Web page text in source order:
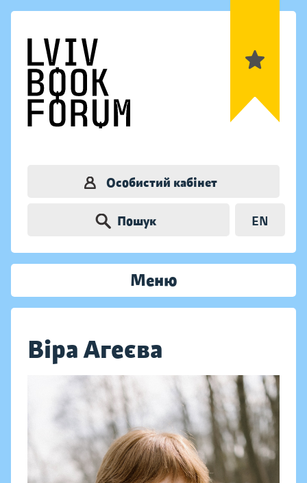
Особистий кабінет
Пошук EN
Меню
Віра Агеєва